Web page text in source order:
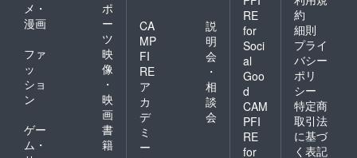
メ・
漫画
ポ
ー
ツ
ファ
ッ
ショ
ン
映
像
・
映
画
ゲー
ム・
書
籍
CA
MP
FI
RE
ア
カ
デ
ミ
ー
説
明
会
・
相
談
会
RE
for
Soci
al
Goo
d
CAM
PFI
RE
for
約
細則
プライ
バシー
ポリ
シー
特定商
取引法
に基づ
く表記